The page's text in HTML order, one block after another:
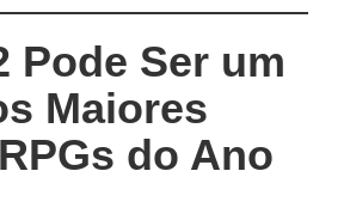
Pode Ser um
Maiores
do Ano